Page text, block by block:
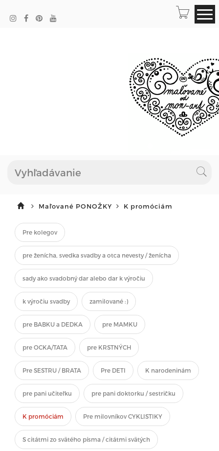
Maľované PONOŽKY K promóciám
Pre kolegov
pre ženícha, svedka svadby a otca nevesty / ženícha
sady ako svadobný dar alebo dar k výročiu
k výročiu svadby zamilované :)
pre BABKU a DEDKA pre MAMKU
pre OCKA/TATA pre KRSTNÝCH
Pre SESTRU / BRATA Pre DETI K narodeninám
pre pani učiteľku pre pani doktorku / sestričku
K promóciám Pre milovníkov CYKLISTIKY
S citátmi zo svätého písma / citátmi svätých